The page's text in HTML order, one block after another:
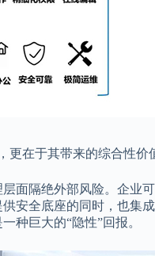
在于其带来的综合性价
面隔绝外部风险。企业
供安全底座的同时，也
种巨大的“隐性”回报。